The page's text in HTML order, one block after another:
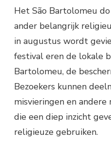
Het São Bartolomeu
ander belangrijk
in augustus wordt
festival eren de lokale
Bartolomeu, de
Bezoekers kunnen
misvieringen en
die een diep inzicht
religieuze gebruiken.